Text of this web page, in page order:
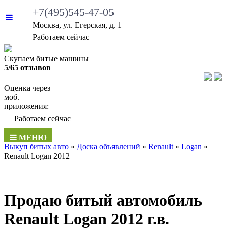
+7(495)545-47-05
Москва, ул. Егерская, д. 1
Работаем сейчас
Скупаем битые машины
5/65 отзывов
Оценка через
моб.
приложения:
Работаем сейчас
МЕНЮ
Выкуп битых авто » Доска объявлений » Renault » Logan »
Renault Logan 2012
Продаю битый автомобиль
Renault Logan 2012 г.в.